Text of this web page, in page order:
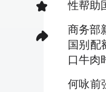
性帮助
商务部
国别配
口牛肉
何咏前